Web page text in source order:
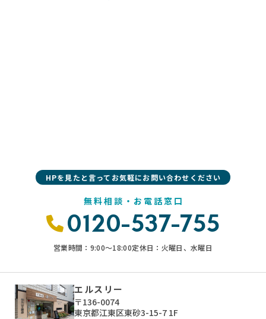
HPを見たと言ってお気軽にお問い合わせください
無料相談・お電話窓口
0120-537-755
営業時間：9:00〜18:00定休日：火曜日、水曜日
エルスリー
〒136-0074
東京都江東区東砂3-15-7 1F